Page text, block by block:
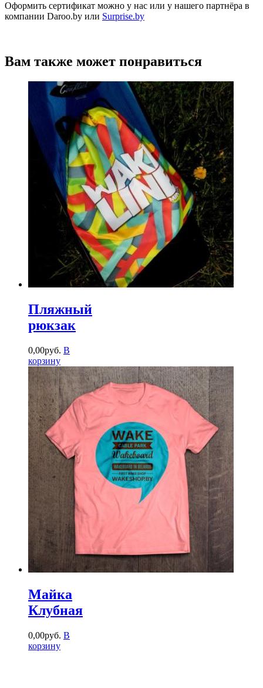
Оформить сертификат можно у нас или у нашего партнёра в
компании Daroo.by или Surprise.by
Вам также может понравиться
Пляжный
рюкзак
0,00руб. В
корзину
Майка
Клубная
0,00руб. В
корзину